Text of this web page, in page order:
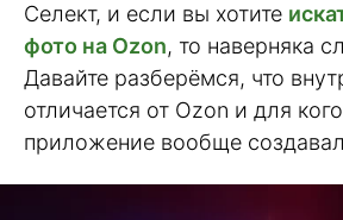
Селект, и если вы хотите
фото на Ozon, то наверняка
Давайте разберёмся, что
отличается от Ozon и для
приложение вообще